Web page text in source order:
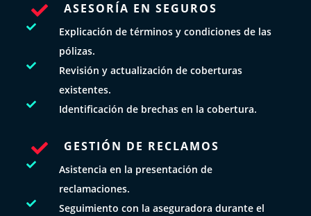
 ASESORÍA EN SEGUROS

Explicación de términos y condiciones de las
pólizas.

Revisión y actualización de coberturas
existentes.
 Identificación de brechas en la cobertura.
 GESTIÓN DE RECLAMOS

Asistencia en la presentación de
reclamaciones.

Seguimiento con la aseguradora durante el